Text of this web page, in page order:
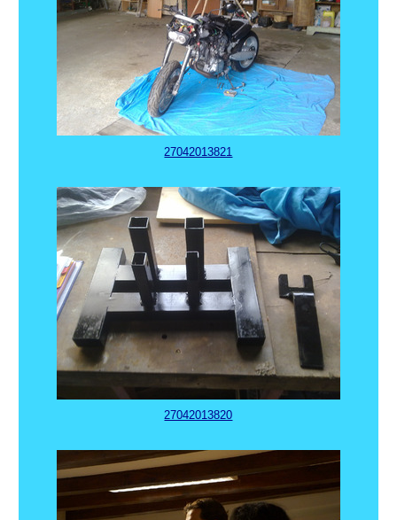
27042013821
27042013820